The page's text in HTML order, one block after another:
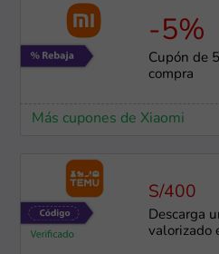
-5%
Cupón de
compra
Más cupones de Xiaomi
S/400
Descarga
valorizado